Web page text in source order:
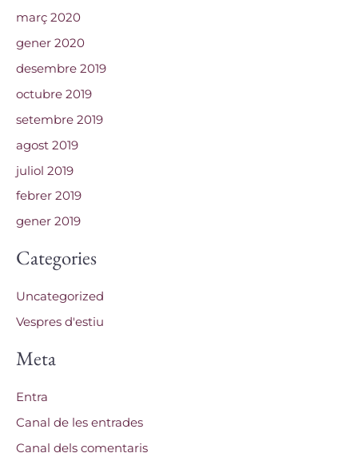
març 2020
gener 2020
desembre 2019
octubre 2019
setembre 2019
agost 2019
juliol 2019
febrer 2019
gener 2019
Categories
Uncategorized
Vespres d'estiu
Meta
Entra
Canal de les entrades
Canal dels comentaris